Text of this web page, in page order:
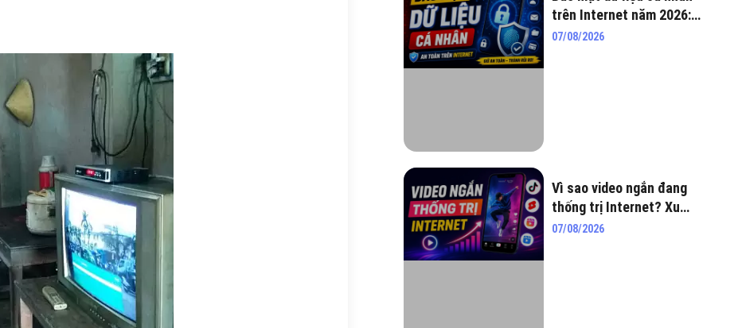
trên Internet năm 2026:
Tuyệt chiêu “lên đồ” bảo vệ
07/08/2026
Vì sao video ngắn đang
thống trị Internet? Xu
hướng không thể bỏ qua
07/08/2026